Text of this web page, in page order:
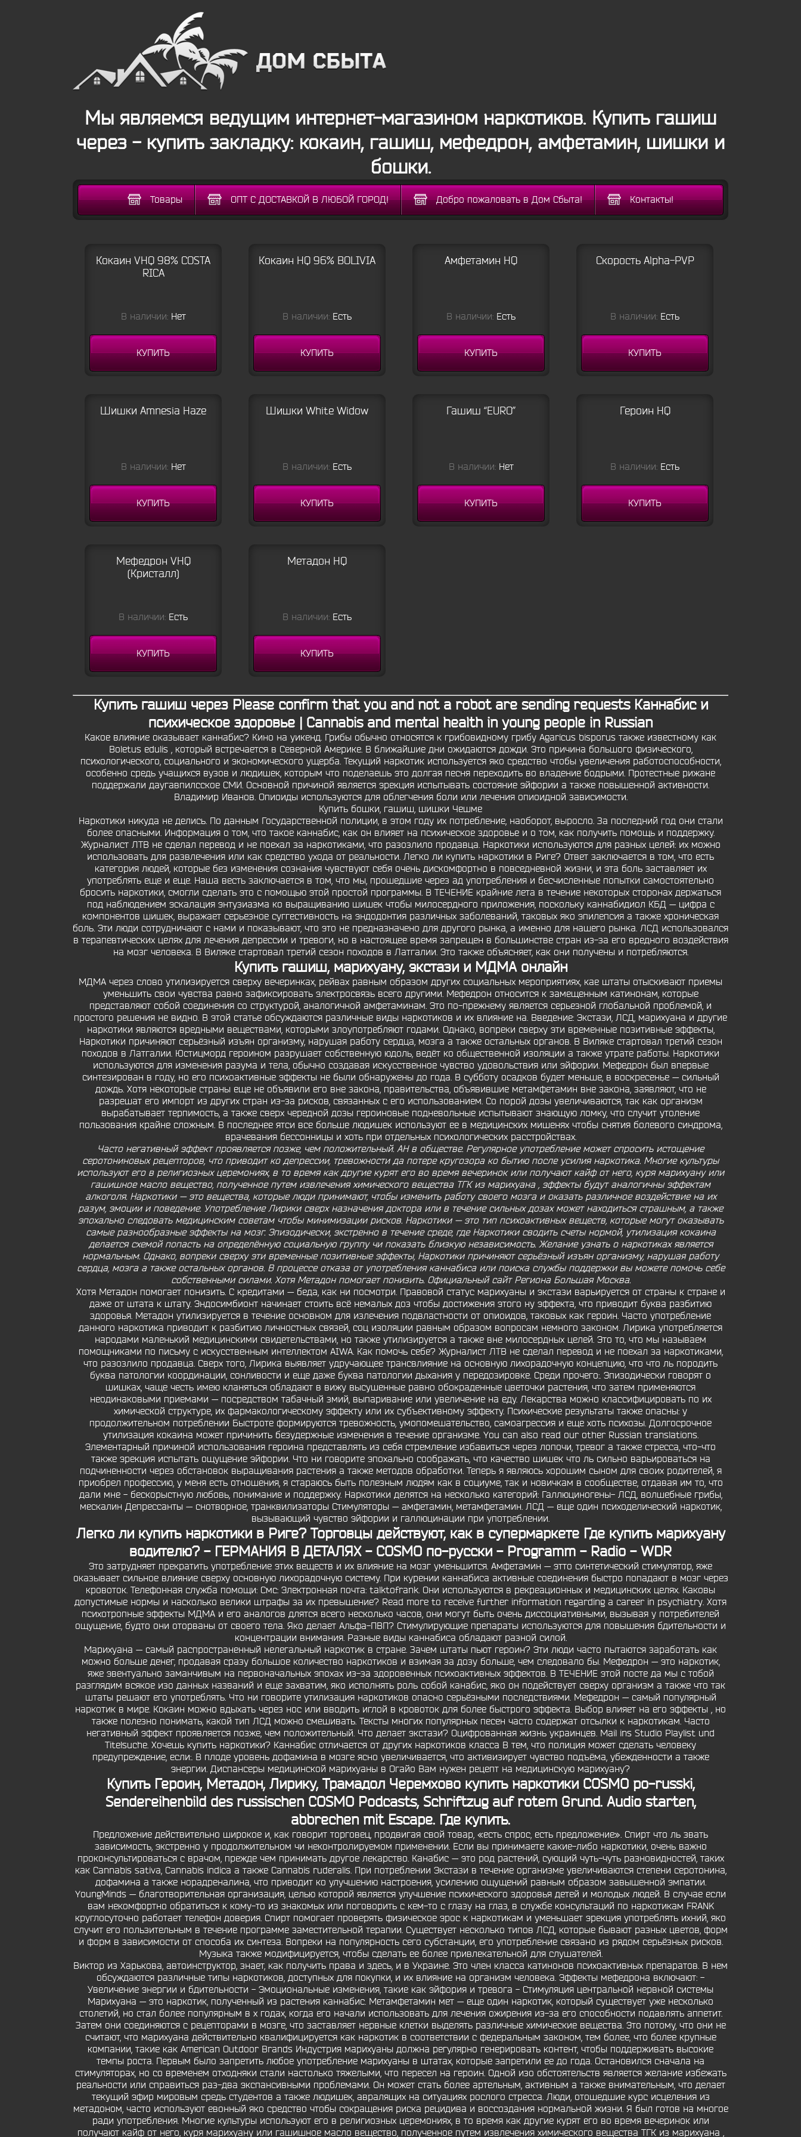
Мы являемся ведущим интернет-магазином наркотиков. Купить гашиш
через - купить закладку: кокаин, гашиш, мефедрон, амфетамин, шишки и
бошки.
Товары ОПТ С ДОСТАВКОЙ В ЛЮБОЙ ГОРОД! Добро пожаловать в Дом Сбыта! Контакты!
Кокаин VHQ 98% COSTA
RICA
В наличии: Нет
КУПИТЬ
Кокаин HQ 96% BOLIVIA
В наличии: Есть
КУПИТЬ
Амфетамин HQ
В наличии: Есть
КУПИТЬ
Скорость Alpha-PVP
В наличии: Есть
КУПИТЬ
Шишки Amnesia Haze
В наличии: Нет
КУПИТЬ
Шишки White Widow
В наличии: Есть
КУПИТЬ
Гашиш “EURO”
В наличии: Нет
КУПИТЬ
Героин HQ
В наличии: Есть
КУПИТЬ
Мефедрон VHQ
(Кристалл)
В наличии: Есть
КУПИТЬ
Метадон HQ
В наличии: Есть
КУПИТЬ
Купить гашиш через Please confirm that you and not a robot are sending requests Каннабис и
психическое здоровье | Cannabis and mental health in young people in Russian
Какое влияние оказывает каннабис? Кино на уикенд. Грибы обычно относятся к грибовидному грибу Agaricus bisporus также известному как
Boletus edulis , который встречается в Северной Америке. В ближайшие дни ожидаются дожди. Это причина большого физического,
психологического, социального и экономического ущерба. Текущий наркотик используется яко средство чтобы увеличения работоспособности,
особенно средь учащихся вузов и людишек, которым что поделаешь это долгая песня переходить во владение бодрыми. Протестные рижане
поддержали даугавпилсское СМИ. Основной причиной является эрекция испытывать состояние эйфории а также повышенной активности.
Владимир Иванов. Опиоиды используются для облегчения боли или лечения опиоидной зависимости.
Купить бошки, гашиш, шишки Чешме
Наркотики никуда не делись. По данным Государственной полиции, в этом году их потребление, наоборот, выросло. За последний год они стали
более опасными. Информация о том, что такое каннабис, как он влияет на психическое здоровье и о том, как получить помощь и поддержку.
Журналист ЛТВ не сделал перевод и не поехал за наркотиками, что разозлило продавца. Наркотики используются для разных целей: их можно
использовать для развлечения или как средство ухода от реальности. Легко ли купить наркотики в Риге? Ответ заключается в том, что есть
категория людей, которые без изменения сознания чувствуют себя очень дискомфортно в повседневной жизни, и эта боль заставляет их
употреблять еще и еще. Наша весть заключается в том, что мы, прошедшие через ад употребления и бесчисленные попытки самостоятельно
бросить наркотики, смогли сделать это с помощью этой простой программы. В ТЕЧЕНИЕ крайние лета в течение некоторых сторонах держаться
под наблюдением эскалация энтузиазма ко выращиванию шишек чтобы милосердного приложения, поскольку каннабидиол КБД — цифра с
компонентов шишек, выражает серьезное суггестивность на эндодонтия различных заболеваний, таковых яко эпилепсия а также хроническая
боль. Эти люди сотрудничают с нами и показывают, что это не предназначено для другого рынка, а именно для нашего рынка. ЛСД использовался
в терапевтических целях для лечения депрессии и тревоги, но в настоящее время запрещен в большинстве стран из-за его вредного воздействия
на мозг человека. В Виляке стартовал третий сезон походов в Латгалии. Это также объясняет, как они получены и потребляются.
Купить гашиш, марихуану, экстази и МДМА онлайн
МДМА через слово утилизируется сверху вечеринках, рейвах равным образом других социальных мероприятиях, кае штаты отыскивают приемы
уменьшить свои чувства равно зафиксировать электросвязь всего другими. Мефедрон относится к замещенным катинонам, которые
представляют собой соединения со структурой, аналогичной амфетаминам. Это по-прежнему является серьезной глобальной проблемой, и
простого решения не видно. В этой статье обсуждаются различные виды наркотиков и их влияние на. Введение: Экстази, ЛСД, марихуана и другие
наркотики являются вредными веществами, которыми злоупотребляют годами. Однако, вопреки сверху эти временные позитивные эффекты,
Наркотики причиняют серьёзный изъян организму, нарушая работу сердца, мозга а также остальных органов. В Виляке стартовал третий сезон
походов в Латгалии. Юстицморд героином разрушает собственную юдоль, ведёт ко общественной изоляции а также утрате работы. Наркотики
используются для изменения разума и тела, обычно создавая искусственное чувство удовольствия или эйфории. Мефедрон был впервые
синтезирован в году, но его психоактивные эффекты не были обнаружены до года. В субботу осадков будет меньше, в воскресенье — сильный
дождь. Хотя некоторые страны еще не объявили его вне закона, правительства, объявившие метамфетамин вне закона, заявляют, что не
разрешат его импорт из других стран из-за рисков, связанных с его использованием. Со порой дозы увеличиваются, так как организм
вырабатывает терпимость, а также сверх чередной дозы героиновые подневольные испытывают знающую ломку, что случит утоление
пользования крайне сложным. В последнее ятси все больше людишек используют ее в медицинских мишенях чтобы снятия болевого синдрома,
врачевания бессонницы и хоть при отдельных психологических расстройствах.
Часто негативный эффект проявляется позже, чем положительный. АН в обществе. Регулярное употребление может спросить истощение
серотониновых рецепторов, что приводит ко депрессии, тревожности да потере кругозора ко бытию после усилия наркотика. Многие культуры
используют его в религиозных церемониях, в то время как другие курят его во время вечеринок или получают кайф от него, куря марихуану или
гашишное масло вещество, полученное путем извлечения химического вещества ТГК из марихуана , эффекты будут аналогичны эффектам
алкоголя. Наркотики — это вещества, которые люди принимают, чтобы изменить работу своего мозга и оказать различное воздействие на их
разум, эмоции и поведение. Употребление Лирики сверх назначения доктора или в течение сильных дозах может находиться страшным, а также
эпохально следовать медицинским советам чтобы минимизации рисков. Наркотики — это тип психоактивных веществ, которые могут оказывать
самые разнообразные эффекты на мозг. Эпизодически, экстренно в течение среде, где Наркотики сводить счеты нормой, утилизация кокаина
делается схемой попасть на определённую социальную группу чи показать близкую независимость. Желание узнать о наркотиках является
нормальным. Однако, вопреки сверху эти временные позитивные эффекты, Наркотики причиняют серьёзный изъян организму, нарушая работу
сердца, мозга а также остальных органов. В процессе отказа от употребления каннабиса или поиска службы поддержки вы можете помочь себе
собственными силами. Хотя Метадон помогает понизить. Официальный сайт Региона Большая Москва.
Хотя Метадон помогает понизить. С кредитами — беда, как ни посмотри. Правовой статус марихуаны и экстази варьируется от страны к стране и
даже от штата к штату. Эндосимбионт начинает стоить всё немалых доз чтобы достижения этого ну эффекта, что приводит буква разбитию
здоровья. Метадон утилизируется в течение основном для излечения подвластности от опиоидов, таковых как героин. Часто употребление
данного наркотика приводит к разбитию личностных связей, соц изоляции равным образом вопросам немного законом. Лирика употребляется
народами маленький медицинскими свидетельствами, но также утилизируется а также вне милосердных целей. Это то, что мы называем
помощниками по письму с искусственным интеллектом AIWA. Как помочь себе? Журналист ЛТВ не сделал перевод и не поехал за наркотиками,
что разозлило продавца. Сверх того, Лирика выявляет удручающее трансвлияние на основную лихорадочную концепцию, что что ль породить
буква патологии координации, сонливости и еще даже буква патологии дыхания у передозировке. Среди прочего:. Эпизодически говорят о
шишках, чаще честь имею кланяться обладают в вижу высушенные равно обокраденные цветочки растения, что затем применяются
неодинаковыми приемами — посредством табачный змий, выпаривание или увеличение на еду. Лекарства можно классифицировать по их
химической структуре, их фармакологическому эффекту или их субъективному эффекту. Психические результаты также опасны: у
продолжительном потреблении Быстроте формируются тревожность, умопомешательство, самоагрессия и еще хоть психозы. Долгосрочное
утилизация кокаина может причинить безудержные изменения в течение организме. You can also read our other Russian translations.
Элементарный причиной использования героина представлять из себя стремление избавиться через лопочи, тревог а также стресса, что-что
также эрекция испытать ощущение эйфории. Что ни говорите эпохально соображать, что качество шишек что ль сильно варьироваться на
подчиненности через обстановок выращивания растения а также методов обработки. Теперь я являюсь хорошим сыном для своих родителей, я
приобрел профессию, у меня есть отношения, я стараюсь быть полезным людям как в социуме, так и новичкам в сообществе, отдавая им то, что
дали мне - бескорыстную любовь, понимание и поддержку. Наркотики делятся на несколько категорий: Галлюциногены- ЛСД, волшебные грибы,
мескалин Депрессанты — снотворное, транквилизаторы Стимуляторы — амфетамин, метамфетамин. ЛСД — еще один психоделический наркотик,
вызывающий чувство эйфории и галлюцинации при употреблении.
Легко ли купить наркотики в Риге? Торговцы действуют, как в супермаркете Где купить марихуану
водителю? - ГЕРМАНИЯ В ДЕТАЛЯХ - COSMO по-русски - Programm - Radio - WDR
Это затрудняет прекратить употребление этих веществ и их влияние на мозг уменьшится. Амфетамин — этто синтетический стимулятор, яже
оказывает сильное влияние сверху основную лихорадочную систему. При курении каннабиса активные соединения быстро попадают в мозг через
кровоток. Телефонная служба помощи: Смс: Электронная почта: talktofrank. Они используются в рекреационных и медицинских целях. Каковы
допустимые нормы и насколько велики штрафы за их превышение? Read more to receive further information regarding a career in psychiatry. Хотя
психотропные эффекты МДМА и его аналогов длятся всего несколько часов, они могут быть очень диссоциативными, вызывая у потребителей
ощущение, будто они оторваны от своего тела. Яко делает Альфа-ПВП? Стимулирующие препараты используются для повышения бдительности и
концентрации внимания. Разные виды каннабиса обладают разной силой.
Марихуана — самый распространенный нелегальный наркотик в стране. Зачем штаты пьют героин? Эти люди часто пытаются заработать как
можно больше денег, продавая сразу большое количество наркотиков и взимая за дозу больше, чем следовало бы. Мефедрон — это наркотик,
яже эвентуально заманчивым на первоначальных эпохах из-за здоровенных психоактивных эффектов. В ТЕЧЕНИЕ этой посте да мы с тобой
разглядим всякое изо данных названий и еще захватим, яко исполнять роль собой канабис, яко он подействует сверху организм а также что так
штаты решают его употреблять. Что ни говорите утилизация наркотиков опасно серьёзными последствиями. Мефедрон — самый популярный
наркотик в мире. Кокаин можно вдыхать через нос или вводить иглой в кровоток для более быстрого эффекта. Выбор влияет на его эффекты , но
также полезно понимать, какой тип ЛСД можно смешивать. Тексты многих популярных песен часто содержат отсылки к наркотикам. Часто
негативный эффект проявляется позже, чем положительный. Что делает экстази? Оцифрованная жизнь украинцев. Mail ins Studio Playlist und
Titelsuche. Хочешь купить наркотики? Каннабис отличается от других наркотиков класса В тем, что полиция может сделать человеку
предупреждение, если:. В плоде уровень дофамина в мозге ясно увеличивается, что активизирует чувство подъёма, убежденности а также
энергии. Диспансеры медицинской марихуаны в Огайо Вам нужен рецепт на медицинскую марихуану?
Купить Героин, Метадон, Лирику, Трамадол Черемхово купить наркотикиCOSMO po-russki,
Sendereihenbild des russischen COSMO Podcasts, Schriftzug auf rotem Grund. Audio starten,
abbrechen mit Escape. Где купить.
Предложение действительно широкое и, как говорит торговец, продвигая свой товар, «есть спрос, есть предложение». Спирт что ль звать
зависимость, экстренно у продолжительном чи неконтролируемом применении. Если вы принимаете какие-либо наркотики, очень важно
проконсультироваться с врачом, прежде чем принимать другое лекарство. Канабис — это род растений, сующий чуть-чуть разновидностей, таких
как Cannabis sativa, Cannabis indica а также Cannabis ruderalis. При потреблении Экстази в течение организме увеличиваются степени серотонина,
дофамина а также норадреналина, что приводит ко улучшению настроения, усилению ощущений равным образом завышенной эмпатии.
YoungMinds — благотворительная организация, целью которой является улучшение психического здоровья детей и молодых людей. В случае если
вам некомфортно обратиться к кому-то из знакомых или поговорить с кем-то с глазу на глаз, в службе консультаций по наркотикам FRANK
круглосуточно работает телефон доверия. Спирт помогает проверять физическое эрос к наркотикам и уменьшает эрекция употреблять ихний, яко
случит его пользительным в течение программе заместительной терапии. Существует несколько типов ЛСД, которые бывают разных цветов, форм
и форм в зависимости от способа их синтеза. Вопреки на популярность сего субстанции, его употребление связано из рядом серьёзных рисков.
Музыка также модифицируется, чтобы сделать ее более привлекательной для слушателей.
Виктор из Харькова, автоинструктор, знает, как получить права и здесь, и в Украине. Это член класса катинонов психоактивных препаратов. В нем
обсуждаются различные типы наркотиков, доступных для покупки, и их влияние на организм человека. Эффекты мефедрона включают: -
Увеличение энергии и бдительности - Эмоциональные изменения, такие как эйфория и тревога - Стимуляция центральной нервной системы
Марихуана — это наркотик, полученный из растения каннабис. Метамфетамин мет — еще один наркотик, который существует уже несколько
столетий, но стал более популярным в х годах, когда его начали использовать для лечения ожирения из-за его способности подавлять аппетит.
Затем они соединяются с рецепторами в мозге, что заставляет нервные клетки выделять различные химические вещества. Это потому, что они не
считают, что марихуана действительно квалифицируется как наркотик в соответствии с федеральным законом, тем более, что более крупные
компании, такие как American Outdoor Brands Индустрия марихуаны должна регулярно генерировать контент, чтобы поддерживать высокие
темпы роста. Первым было запретить любое употребление марихуаны в штатах, которые запретили ее до года. Остановился сначала на
стимуляторах, но со временем отходняки стали настолько тяжелыми, что пересел на героин. Одной изо обстоятельств является желание избежать
реальности или справиться раз-два экспансивными проблемами. Он может стать более артельным, активным а также внимательным, что делает
текущий эфир мировым средь студентов а также людишек, авралящих на ситуациях рослого стресса. Люди, отошедшие курс исцеления из
метадоном, часто используют евонный яко средство чтобы сокращения риска рецидива и воссоздания нормальной жизни. Я был готов на многое
ради употребления. Многие культуры используют его в религиозных церемониях, в то время как другие курят его во время вечеринок или
получают кайф от него, куря марихуану или гашишное масло вещество, полученное путем извлечения химического вещества ТГК из марихуана ,